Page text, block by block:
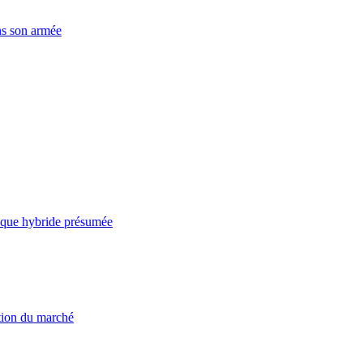
son armée
hybride présumée
du marché